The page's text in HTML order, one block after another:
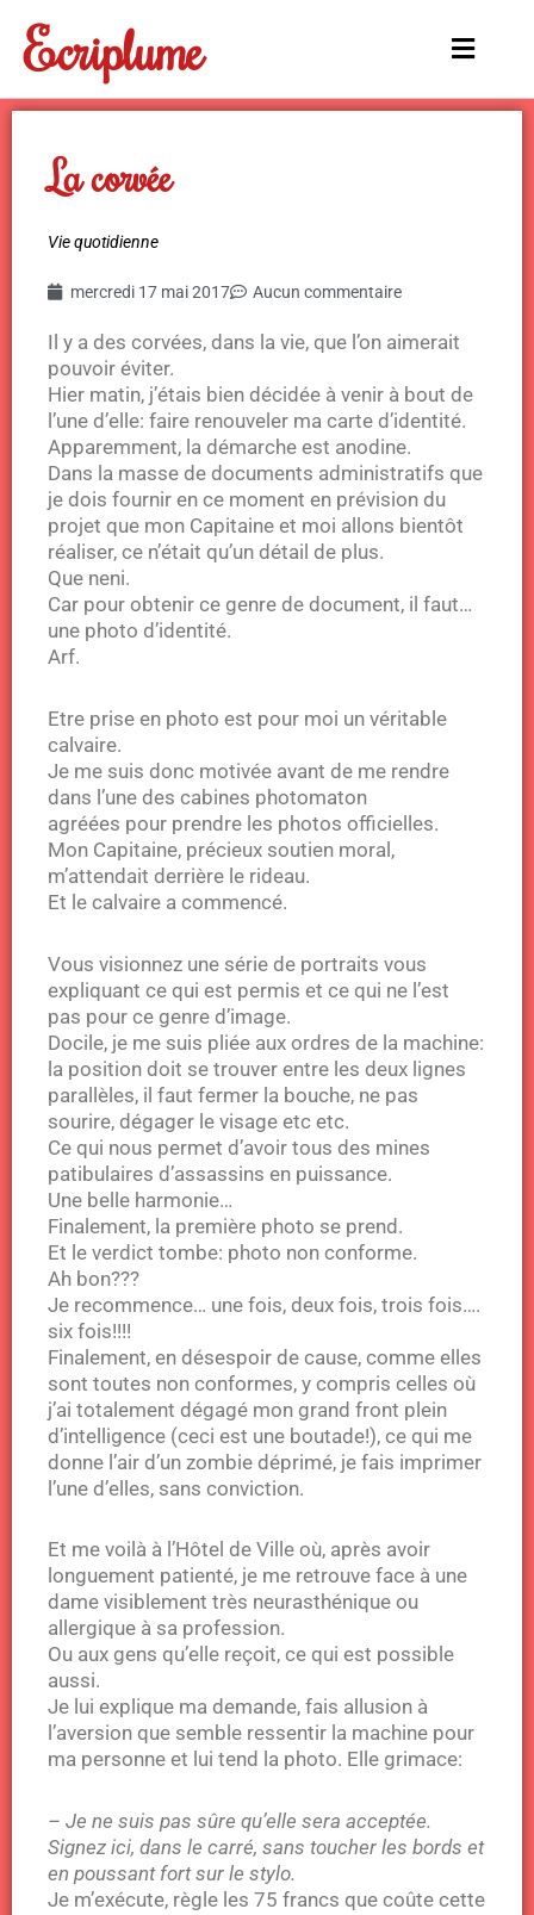
contenu
Ecriplume
Main
La corvée
Vie quotidienne
mercredi 17 mai 2017 Aucun commentaire
Il y a des corvées, dans la vie, que l’on aimerait
pouvoir éviter.
Hier matin, j’étais bien décidée à venir à bout de
l’une d’elle: faire renouveler ma carte d’identité.
Apparemment, la démarche est anodine.
Dans la masse de documents administratifs que
je dois fournir en ce moment en prévision du
projet que mon Capitaine et moi allons bientôt
réaliser, ce n’était qu’un détail de plus.
Que neni.
Car pour obtenir ce genre de document, il faut…
une photo d’identité.
Arf.
Etre prise en photo est pour moi un véritable
calvaire.
Je me suis donc motivée avant de me rendre
dans l’une des cabines photomaton
agréées pour prendre les photos officielles.
Mon Capitaine, précieux soutien moral,
m’attendait derrière le rideau.
Et le calvaire a commencé.
Vous visionnez une série de portraits vous
expliquant ce qui est permis et ce qui ne l’est
pas pour ce genre d’image.
Docile, je me suis pliée aux ordres de la machine:
la position doit se trouver entre les deux lignes
parallèles, il faut fermer la bouche, ne pas
sourire, dégager le visage etc etc.
Ce qui nous permet d’avoir tous des mines
patibulaires d’assassins en puissance.
Une belle harmonie…
Finalement, la première photo se prend.
Et le verdict tombe: photo non conforme.
Ah bon???
Je recommence… une fois, deux fois, trois fois….
six fois!!!!
Finalement, en désespoir de cause, comme elles
sont toutes non conformes, y compris celles où
j’ai totalement dégagé mon grand front plein
d’intelligence (ceci est une boutade!), ce qui me
donne l’air d’un zombie déprimé, je fais imprimer
l’une d’elles, sans conviction.
Et me voilà à l’Hôtel de Ville où, après avoir
longuement patienté, je me retrouve face à une
dame visiblement très neurasthénique ou
allergique à sa profession.
Ou aux gens qu’elle reçoit, ce qui est possible
aussi.
Je lui explique ma demande, fais allusion à
l’aversion que semble ressentir la machine pour
ma personne et lui tend la photo. Elle grimace:
– Je ne suis pas sûre qu’elle sera acceptée.
Signez ici, dans le carré, sans toucher les bords et
en poussant fort sur le stylo.
Je m’exécute, règle les 75 francs que coûte cette